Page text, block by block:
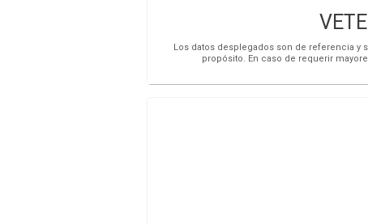
Los datos desplegados son de referencia y
propósito. En caso de requerir